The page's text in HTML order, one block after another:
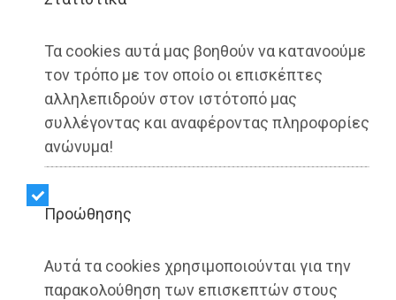
Τα cookies αυτά μας βοηθούν να κατανοούμε
τον τρόπο με τον οποίο οι επισκέπτες
αλληλεπιδρούν στον ιστότοπό μας
συλλέγοντας και αναφέροντας πληροφορίες
ανώνυμα!
Προώθησης
Αυτά τα cookies χρησιμοποιούνται για την
παρακολούθηση των επισκεπτών στους
(video)
Share:
Dimotisnews | 07/09/2025 - 10:56
▶️ Ακούστε το κείμενο